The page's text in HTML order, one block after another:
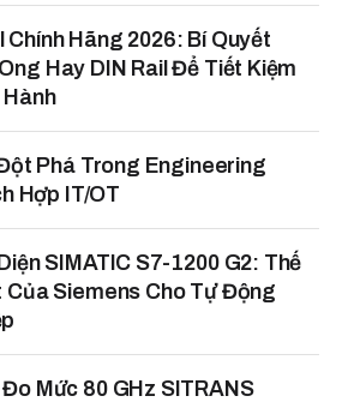
Chính Hãng 2026: Bí Quyết
Hay DIN Rail Để Tiết Kiệm
Hành
Phá Trong Engineering
Hợp IT/OT
SIMATIC S7-1200 G2: Thế
Của Siemens Cho Tự Động
Mức 80 GHz SITRANS